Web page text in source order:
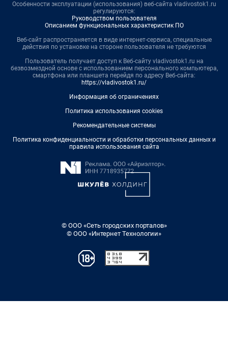
Особенности эксплуатации (использования) веб-сайта vladivostok1.ru
регулируются:
Руководством пользователя
Описанием функциональных характеристик ПО
Веб-сайт распространяется в виде интернет-сервиса, специальные
действия по установке на стороне пользователя не требуются
Пользователь получает доступ к Веб-сайту vladivostok1.ru на
безвозмездной основе с использованием персонального компьютера,
смартфона или планшета перейдя по адресу Веб-сайта:
https://vladivostok1.ru/
Информация об ограничениях
Политика использования cookies
Рекомендательные системы
Политика конфиденциальности и обработки персональных данных и
правила использования сайта
© ООО «Сеть городских порталов»
© ООО «Интернет Технологии»